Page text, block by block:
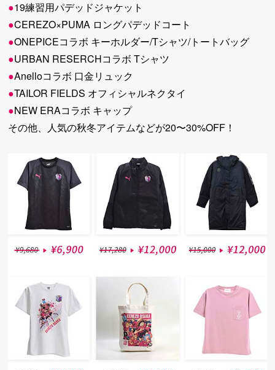
●19練習用パデッドジャケット
●CEREZO×PUMA ロングパデッドコート
●ONEPICEコラボ キーホルダー/Tシャツ/トートバッグ
●URBAN RESERCHコラボ Tシャツ
●Anelloコラボ 口金リュック
●TAILOR FIELDS オフィシャルネクタイ
●NEW ERAコラボ キャップ
その他、人気の秋冬アイテムなどが20〜30%OFF！